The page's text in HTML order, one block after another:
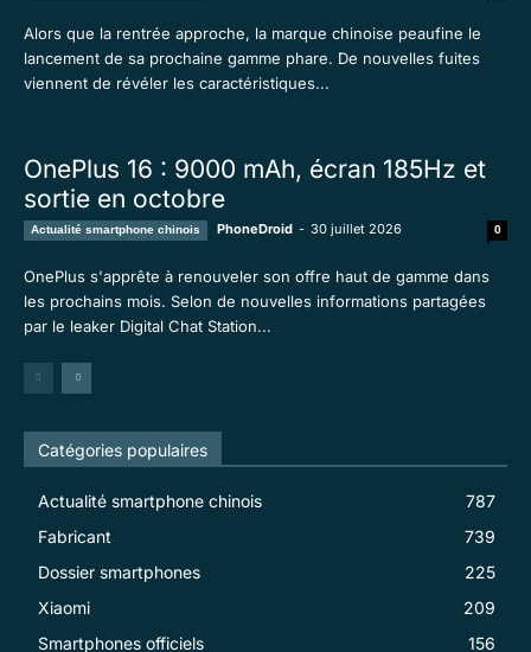
Alors que la rentrée approche, la marque chinoise peaufine le
lancement de sa prochaine gamme phare. De nouvelles fuites
viennent de révéler les caractéristiques...
OnePlus 16 : 9000 mAh, écran 185Hz et
sortie en octobre
Actualité smartphone chinois PhoneDroid - 30 juillet 2026 0
OnePlus s'apprête à renouveler son offre haut de gamme dans
les prochains mois. Selon de nouvelles informations partagées
par le leaker Digital Chat Station...
Catégories populaires
Actualité smartphone chinois
787
Fabricant
739
Dossier smartphones
225
Xiaomi
209
Smartphones officiels
156